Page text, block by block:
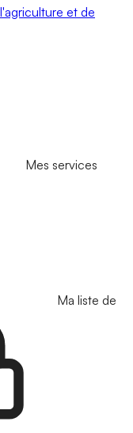
et de
Mes services
Ma liste de